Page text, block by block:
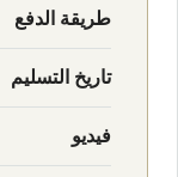
طريقة الدفع
تاريخ التسليم
فيديو